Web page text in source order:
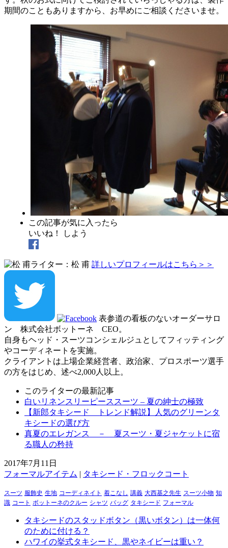
期間のこともありますから、お早めにご相談くださいませ。
この記事が気に入ったら
いいね！ しよう
ライター：松 甫 詳しいプロフィールはこちら＞＞
表参道の看板のないオーダーサロ
ン 株式会社ボットーネ CEO。
自身もヘッド・スーツコンシェルジュとしてフィッティング
やコーディネートを実施。
クライアントは上場企業経営者、政治家、プロスポーツ選手
の方をはじめ、述べ2,000人以上。
このライターの最新記事
白いリネンスリーピーススーツ – 夏の紳士の極致
【新郎タキシード トレンド解説】人気のグリーンタ
キシードの選び方
真夏のエレガンス － 夏スーツ・夏ジャケットに宿
る職人の矜持
2017年7月11日
フォーマルアイテム | タキシード・フロックコート
スーツ 服飾史 生地 コーディネイト 着こなし 講義 大西基之先生 スーツ小物 知
識 コート ボットーネのクルー シャツ バッグ タキシード フォーマル
タキシードのスタッドボタン（黒いボタン）は一体何
のために付ける？
ハワイの挙式タキシード、黒やネイビーは重い？